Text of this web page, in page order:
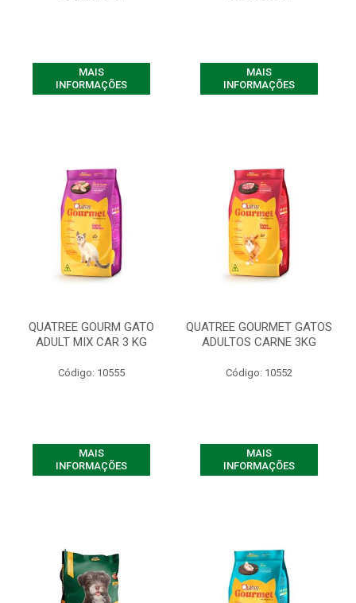
MAIS
INFORMAÇÕES
MAIS
INFORMAÇÕES
QUATREE GOURM GATO
ADULT MIX CAR 3 KG
Código: 10555
MAIS
INFORMAÇÕES
QUATREE GOURMET GATOS
ADULTOS CARNE 3KG
Código: 10552
MAIS
INFORMAÇÕES